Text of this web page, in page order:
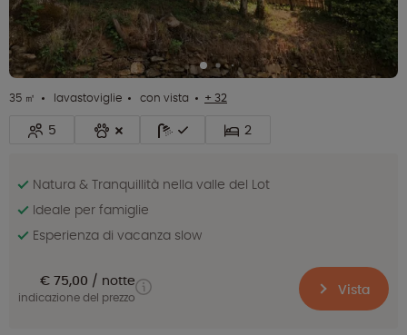
35 ㎡ lavastoviglie con vista + 32
5 2
Natura & Tranquillità nella valle del Lot
Ideale per famiglie
Esperienza di vacanza slow
€ 75,00 notte
indicazione del prezzo Vista